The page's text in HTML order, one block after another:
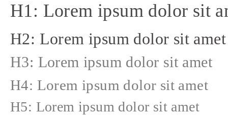
H1: Lorem ipsum dolor sit
H2: Lorem ipsum dolor sit amet
H3: Lorem ipsum dolor sit amet
H4: Lorem ipsum dolor sit amet
H5: Lorem ipsum dolor sit amet